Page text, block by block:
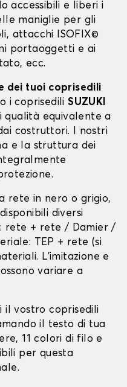
accessibili e liberi i
maniglie per gli
attacchi ISOFIX©
portaoggetti e ai
ecc.
dei tuoi coprisedili
i coprisediliSUZUKI
qualità equivalente a
costruttori. I nostri
e la struttura dei
rete in nero o grigio,
diversi
rete + rete / Damier /
TEP + rete (si
L'imitazione e
variare a
il vostro coprisedili
il testo di tua
11 colori di filo e
per questa